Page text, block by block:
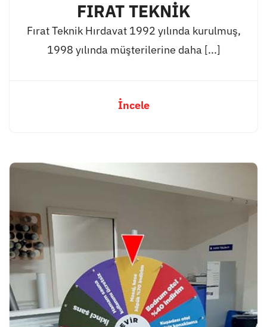
FIRAT TEKNİK
Fırat Teknik Hırdavat 1992 yılında kurulmuş,
1998 yılında müşterilerine daha [...]
İncele